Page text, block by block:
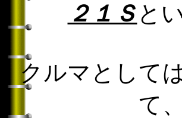
２１Ｓ と
クルマとして
て